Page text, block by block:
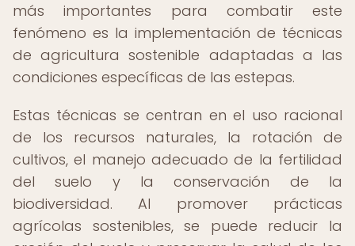
más importantes para combatir este
fenómeno es la implementación de técnicas
de agricultura sostenible adaptadas a las
condiciones específicas de las estepas.
Estas técnicas se centran en el uso racional
de los recursos naturales, la rotación de
cultivos, el manejo adecuado de la fertilidad
del suelo y la conservación de la
biodiversidad. Al promover prácticas
agrícolas sostenibles, se puede reducir la